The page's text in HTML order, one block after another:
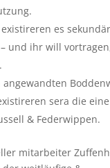
existireren es
und ihr will
sera die
& Federwippen.
mitarbeiter